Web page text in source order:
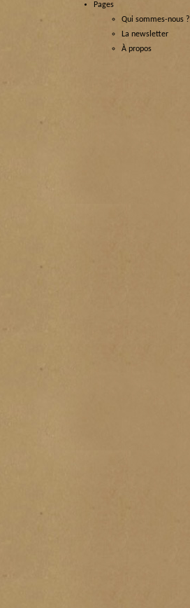
Pages
Qui sommes-nous ?
La newsletter
À propos